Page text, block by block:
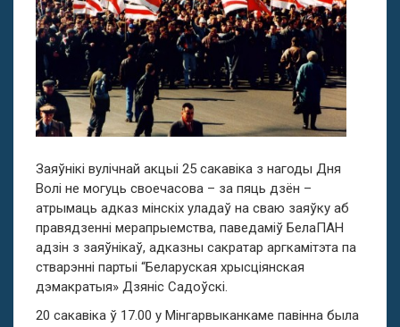
Заяўнікі вулічнай акцыі 25 сакавіка з нагоды Дня
Волі не могуць своечасова – за пяць дзён –
атрымаць адказ мінскіх уладаў на сваю заяўку аб
правядзенні мерапрыемства, паведаміў БелаПАН
адзін з заяўнікаў, адказны сакратар аргкамітэта па
стварэнні партыі “Беларуская хрысціянская
дэмакратыя» Дзяніс Садоўскі.
20 сакавіка ў 17.00 у Мінгарвыканкаме павінна была